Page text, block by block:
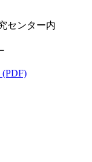
センター内